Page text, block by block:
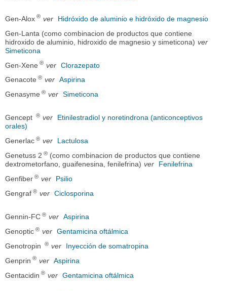
Gen-Alox ® ver
Hidróxido de aluminio e hidróxido de magnesio
Gen-Lanta (como combinacion de productos que contiene
hidroxido de aluminio, hidroxido de magnesio y simeticona) ver
Simeticona
Gen-Xene ® ver Clorazepato
Genacote ® ver Aspirina
Genasyme ® ver Simeticona
Gencept ® ver
Etinilestradiol y noretindrona (anticonceptivos
orales)
Generlac ® ver
Lactulosa
Genetuss 2 ® (como combinacion de productos que contiene
dextrometorfano, guaifenesina, fenilefrina) ver
Fenilefrina
Genfiber ® ver
Psilio
Gengraf ® ver Ciclosporina
Gennin-FC ® ver Aspirina
Genoptic ® ver Gentamicina oftálmica
Genotropin
® ver
Inyección de somatropina
Genprin ® ver Aspirina
Gentacidin ® ver Gentamicina oftálmica